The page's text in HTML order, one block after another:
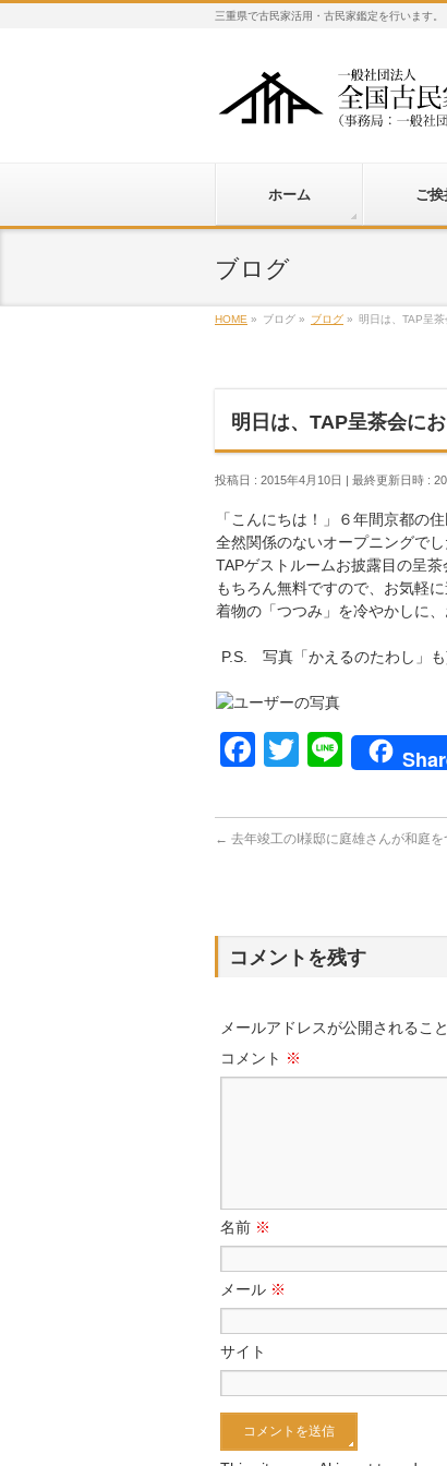
三重県で古民家活用・古民家鑑定を行います。
ホーム ご挨
ブログ
HOME » ブログ » ブログ » 明日は、TAP呈茶
明日は、TAP呈茶会にお
投稿日 : 2015年4月10日 最終更新日時 :
「こんにちは！」６年間京都の
全然関係のないオープニングで
TAPゲストルームお披露目の呈茶
もちろん無料ですので、お気軽
着物の「つつみ」を冷やかしに
P.S. 写真「かえるのたわし」も
Facebook
Twitter
Line
← 去年竣工のI様邸に庭雄さんが和庭を
コメントを残す
メールアドレスが公開されるこ
コメント ※
名前 ※
メール ※
サイト